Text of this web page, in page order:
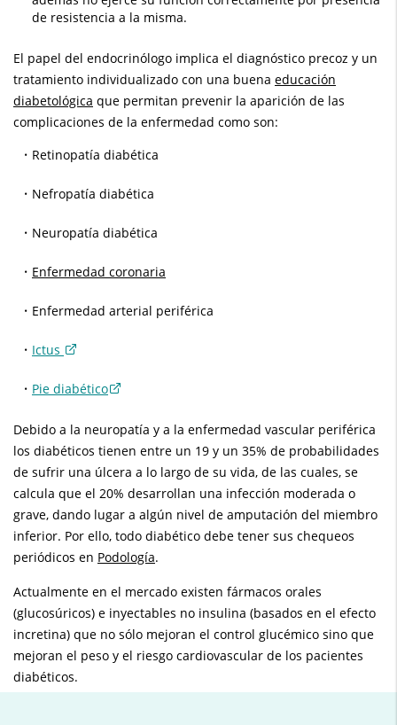
de resistencia a la misma.
El papel del endocrinólogo implica el diagnóstico precoz y un
tratamiento individualizado con una buena educación
diabetológica que permitan prevenir la aparición de las
complicaciones de la enfermedad como son:
Retinopatía diabética
Nefropatía diabética
Neuropatía diabética
Enfermedad coronaria
Enfermedad arterial periférica
Ictus
Pie diabético
Debido a la neuropatía y a la enfermedad vascular periférica
los diabéticos tienen entre un 19 y un 35% de probabilidades
de sufrir una úlcera a lo largo de su vida, de las cuales, se
calcula que el 20% desarrollan una infección moderada o
grave, dando lugar a algún nivel de amputación del miembro
inferior. Por ello, todo diabético debe tener sus chequeos
periódicos en Podología.
Actualmente en el mercado existen fármacos orales
(glucosúricos) e inyectables no insulina (basados en el efecto
incretina) que no sólo mejoran el control glucémico sino que
mejoran el peso y el riesgo cardiovascular de los pacientes
diabéticos.